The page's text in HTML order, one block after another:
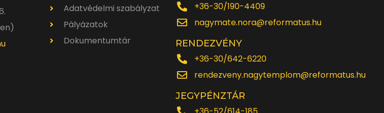
Adatvédelmi szabályzat
Pályázatok
Dokumentumtár
+36-30/190-4409
nagymate.nora@reformatus.hu
RENDEZVÉNY
+36-30/642-6220
rendezveny.nagytemplom@reformatus.hu
JEGYPÉNZTÁR